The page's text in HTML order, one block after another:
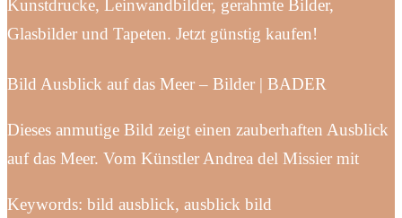
Kunstdrucke, Leinwandbilder, gerahmte Bilder,
Glasbilder und Tapeten. Jetzt günstig kaufen!
Bild Ausblick auf das Meer – Bilder | BADER
Dieses anmutige Bild zeigt einen zauberhaften Ausblick
auf das Meer. Vom Künstler Andrea del Missier mit
Keywords: bild ausblick, ausblick bild